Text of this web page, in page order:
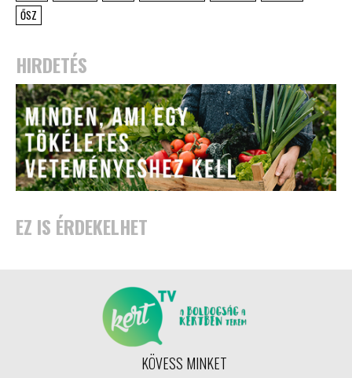
ŐSZ
HIRDETÉS
EZ IS ÉRDEKELHET
KÖVESS MINKET